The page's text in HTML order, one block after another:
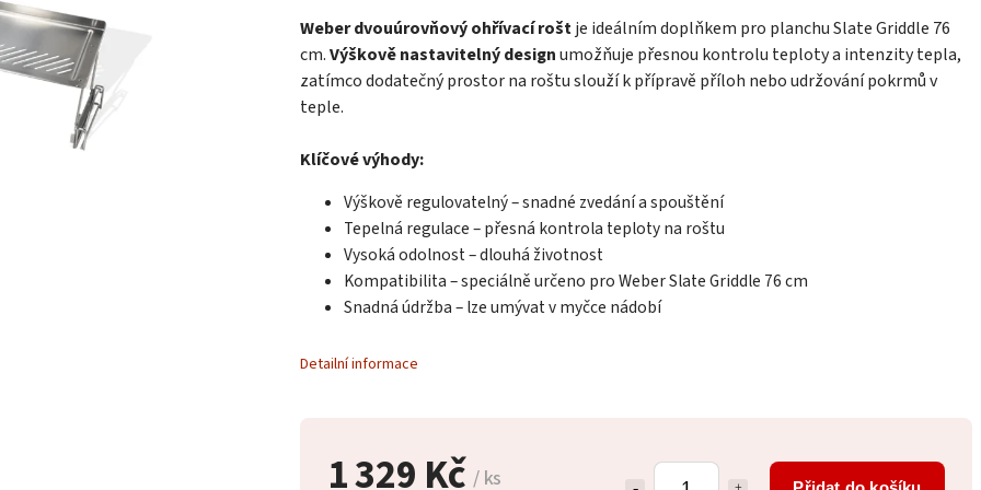
1 329 Kč/ ks
Weber dvouúrovňový ohřívací roštje ideálním doplňkem pro planchu Slate Griddle 76
cm.Výškově nastavitelný designumožňuje přesnou kontrolu teploty a intenzity tepla,
zatímco dodatečný prostor na roštu slouží k přípravě příloh nebo udržování pokrmů v
teple.
Klíčové výhody:
Výškově regulovatelný – snadné zvedání a spouštění
Tepelná regulace – přesná kontrola teploty na roštu
Vysoká odolnost – dlouhá životnost
Kompatibilita – speciálně určeno pro Weber Slate Griddle 76 cm
Snadná údržba – lze umývat v myčce nádobí
Detailní informace